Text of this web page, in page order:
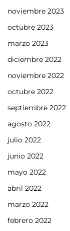
noviembre 2023
octubre 2023
marzo 2023
diciembre 2022
noviembre 2022
octubre 2022
septiembre 2022
agosto 2022
julio 2022
junio 2022
mayo 2022
abril 2022
marzo 2022
febrero 2022